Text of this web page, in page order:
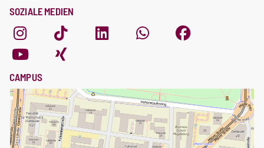
SOZIALE MEDIEN
CAMPUS